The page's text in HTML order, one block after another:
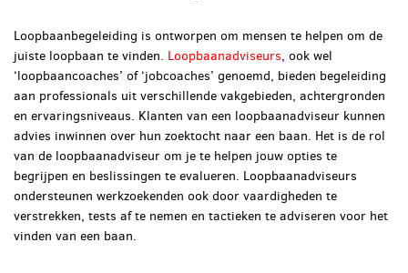
Loopbaanbegeleiding is ontworpen om mensen te helpen om de
juiste loopbaan te vinden. Loopbaanadviseurs, ook wel
‘loopbaancoaches’ of ‘jobcoaches’ genoemd, bieden begeleiding
aan professionals uit verschillende vakgebieden, achtergronden
en ervaringsniveaus. Klanten van een loopbaanadviseur kunnen
advies inwinnen over hun zoektocht naar een baan. Het is de rol
van de loopbaanadviseur om je te helpen jouw opties te
begrijpen en beslissingen te evalueren. Loopbaanadviseurs
ondersteunen werkzoekenden ook door vaardigheden te
verstrekken, tests af te nemen en tactieken te adviseren voor het
vinden van een baan.